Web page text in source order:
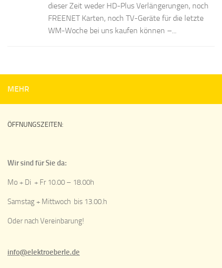
dieser Zeit weder HD-Plus Verlängerungen, noch
FREENET Karten, noch TV-Geräte für die letzte
WM-Woche bei uns kaufen können –...
MEHR
ÖFFNUNGSZEITEN:
Wir sind für Sie da:
Mo + Di + Fr 10.00 – 18.00h
Samstag + Mittwoch bis 13.00.h
Oder nach Vereinbarung!
info@elektroeberle.de